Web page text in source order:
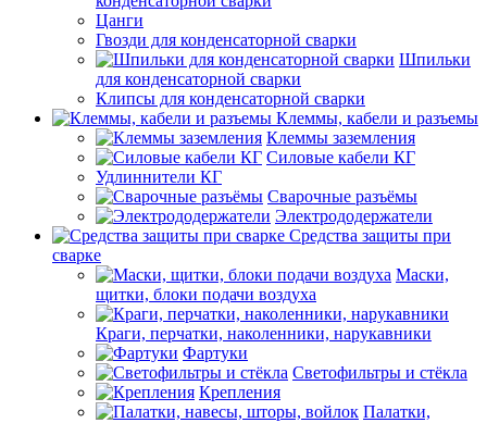
Цанги
Гвозди для конденсаторной сварки
Шпильки
для конденсаторной сварки
Клипсы для конденсаторной сварки
Клеммы, кабели и разъемы
Клеммы заземления
Силовые кабели КГ
Удлиннители КГ
Сварочные разъёмы
Электрододержатели
Средства защиты при
сварке
Маски,
щитки, блоки подачи воздуха
Краги, перчатки, наколенники, нарукавники
Фартуки
Светофильтры и стёкла
Крепления
Палатки,